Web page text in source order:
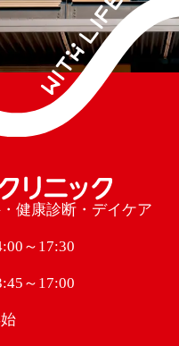
健康診断・デイケア
～17:30
～17:00